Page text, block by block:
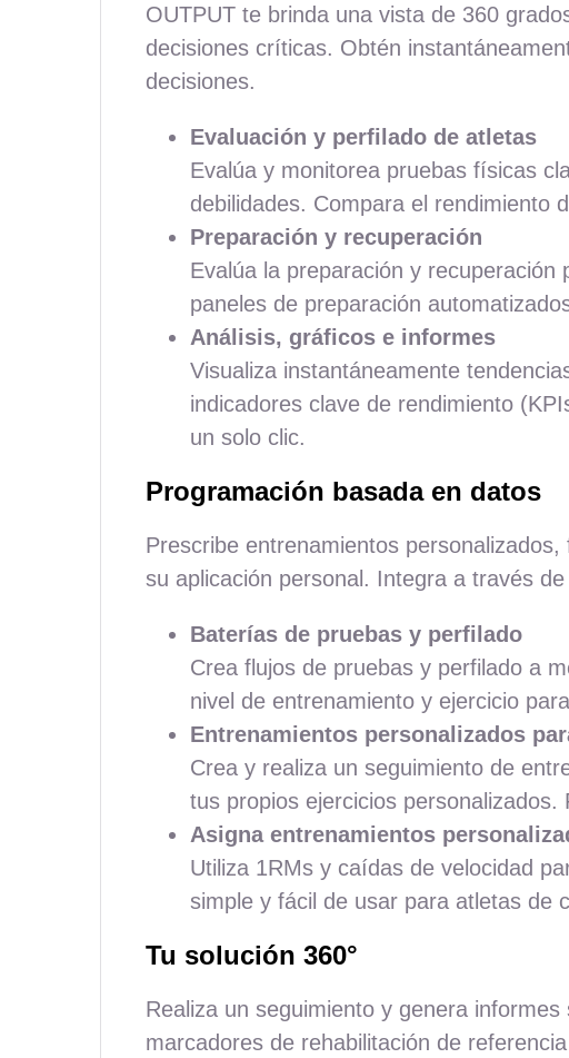
OUTPUT te brinda una vista de 360
decisiones críticas. Obtén
decisiones.
Evaluación y perfilado de atletas
Evalúa y monitorea pruebas físicas
debilidades. Compara el rendimiento
Preparación y recuperación
Evalúa la preparación y
paneles de preparación
Análisis, gráficos e informes
Visualiza instantáneamente
indicadores clave de rendimiento
un solo clic.
Programación basada en datos
Prescribe entrenamientos
su aplicación personal. Integra a través
Baterías de pruebas y perfilado
Crea flujos de pruebas y perfilado a
nivel de entrenamiento y ejercicio
Entrenamientos personalizados
Crea y realiza un seguimiento de
tus propios ejercicios
Asigna entrenamientos
Utiliza 1RMs y caídas de velocidad
simple y fácil de usar para atletas de
Tu solución 360°
Realiza un seguimiento y genera
marcadores de rehabilitación de